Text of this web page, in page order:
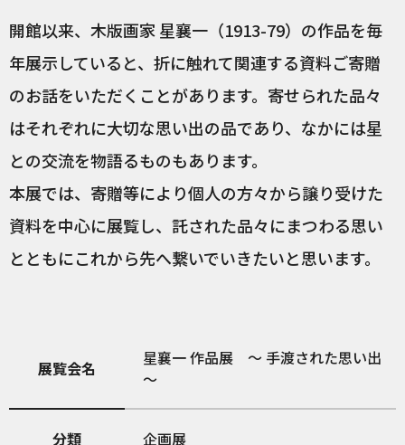
開館以来、木版画家 星襄一（1913-79）の作品を毎
年展示していると、折に触れて関連する資料ご寄贈
のお話をいただくことがあります。寄せられた品々
はそれぞれに大切な思い出の品であり、なかには星
との交流を物語るものもあります。
本展では、寄贈等により個人の方々から譲り受けた
資料を中心に展覧し、託された品々にまつわる思い
とともにこれから先へ繋いでいきたいと思います。
展覧会名
星襄一 作品展 ～ 手渡された思い出
～
分類 企画展